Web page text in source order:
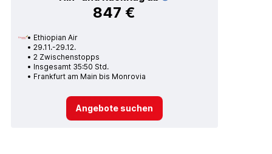
847 €
Ethiopian Air
29.11.-29.12.
2 Zwischenstopps
Insgesamt 35:50 Std.
Frankfurt am Main bis Monrovia
Angebote suchen